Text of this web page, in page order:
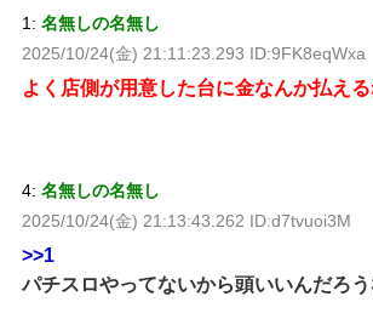
1: 名無しの名無し
2025/10/24(金) 21:11:23.293 ID:9FK8eqWxa
よく店側が用意した台に金なんか払え
4: 名無しの名無し
2025/10/24(金) 21:13:43.262 ID:d7tvuoi3M
>>1
パチスロやってないから頭いいんだろ